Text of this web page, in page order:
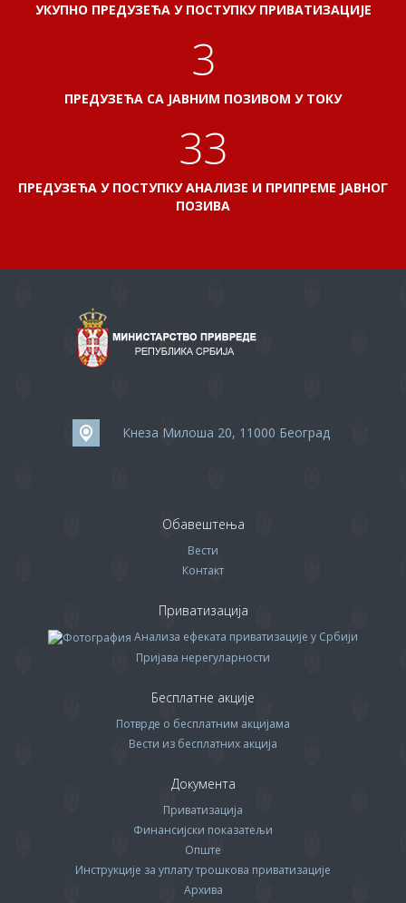
УКУПНО ПРЕДУЗЕЋА У ПОСТУПКУ ПРИВАТИЗАЦИЈЕ
3
ПРЕДУЗЕЋА СА ЈАВНИМ ПОЗИВОМ У ТОКУ
37
ПРЕДУЗЕЋА У ПОСТУПКУ АНАЛИЗЕ И ПРИПРЕМЕ ЈАВНОГ
ПОЗИВА
Кнеза Милоша 20, 11000 Београд
Обавештења
Вести
Контакт
Приватизација
Анализа ефеката приватизације у Србији
Пријава нерегуларности
Бесплатне акције
Потврде о бесплатним акцијама
Вести из бесплатних акција
Документа
Приватизација
Финансијски показатељи
Опште
Инструкције за уплату трошкова приватизације
Архива